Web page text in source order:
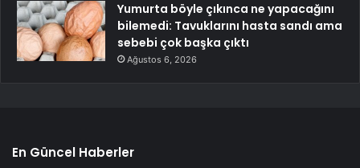
Yumurta böyle çıkınca ne yapacağını
bilemedi: Tavuklarını hasta sandı ama
sebebi çok başka çıktı
Ağustos 6, 2026
En Güncel Haberler